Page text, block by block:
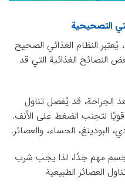
التصحيحية
يُعتبر النظام الغذائي الصحيح
النصائح الغذائية التي قد
الجراحة، قد يُفضل تناول
قويًا لتجنب الضغط على الأنف.
البودينغ، الحساء، والعصائر.
مهم جدًا، لذا يجب شرب
العصائر الطبيعية